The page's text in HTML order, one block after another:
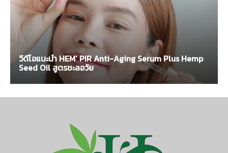
วีดีโอแนะนำ HEM’ PIR Anti-Aging Serum Plus Hemp
Seed Oil สูตรชะลอวัย